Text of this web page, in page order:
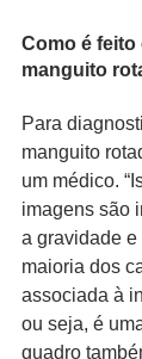
Como é
manguito
Para
manguito
um médico.
imagens são
a gravidade
maioria dos
associada à
ou seja, é
quadro